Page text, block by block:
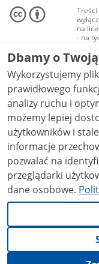
na
- na
audio
NC-
Dbamy o
Wykorzystujemy
prawidłowego
analizy ruchu i
możemy lepiej
użytkowników i stale
informacje
pozwalać na
przeglądarki
dane osobowe.